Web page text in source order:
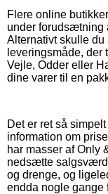
Flere online
under forudsætning
Alternativt skulle
leveringsmåde,
Vejle, Odder eller
dine varer til en
Det er ret så
information om
har masser af Only
nedsætte
og drenge, og
endda nogle gange